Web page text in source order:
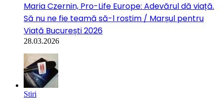
Maria Czernin, Pro-Life Europe: Adevărul dă viață.
Să nu ne fie teamă să-l rostim / Marșul pentru
Viață București 2026
28.03.2026
Stiri